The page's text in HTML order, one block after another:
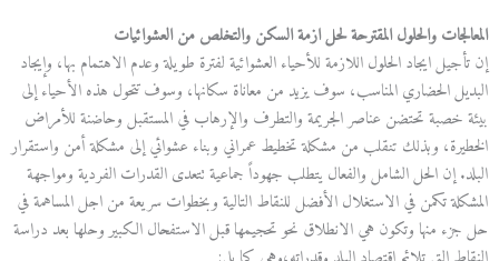
المعالجات والحلول المقترحة لحل ازمة السكن والتخلص من العشوائيات
إن تأجيل ايجاد الحلول اللازمة للأحياء العشوائية لفترة طويلة وعدم الاهتمام بها، وإيجاد
البديل الحضاري المناسب، سوف يزيد من معاناة سكانها، وسوف تتحول هذه الأحياء إلى
بيئة خصبة تحتضن عناصر الجريمة والتطرف والإرهاب في المستقبل وحاضنة للأمراض
الخطيرة، وبذلك تنقلب من مشكلة تخطيط عمراني وبناء عشوائي إلى مشكلة أمن واستقرار
البلد. إن الحل الشامل والفعال يتطلب جهوداً جماعية تتعدى القدرات الفردية ومواجهة
المشكلة تكمن في الاستغلال الأفضل للنقاط التالية وبخطوات سريعة من اجل المساهمة في
حل جزء منها وتكون هي الانطلاق نحو تحجيمها قبل الاستفحال الكبير وحلها بعد دراسة